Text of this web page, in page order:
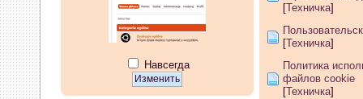
whookey:GenKass а если
никак не видит?
06 Апреля 2026, 11:23:08
Навсегда
[Техничка]
[Техничка]
Политика
файлов cookie
[Техничка]